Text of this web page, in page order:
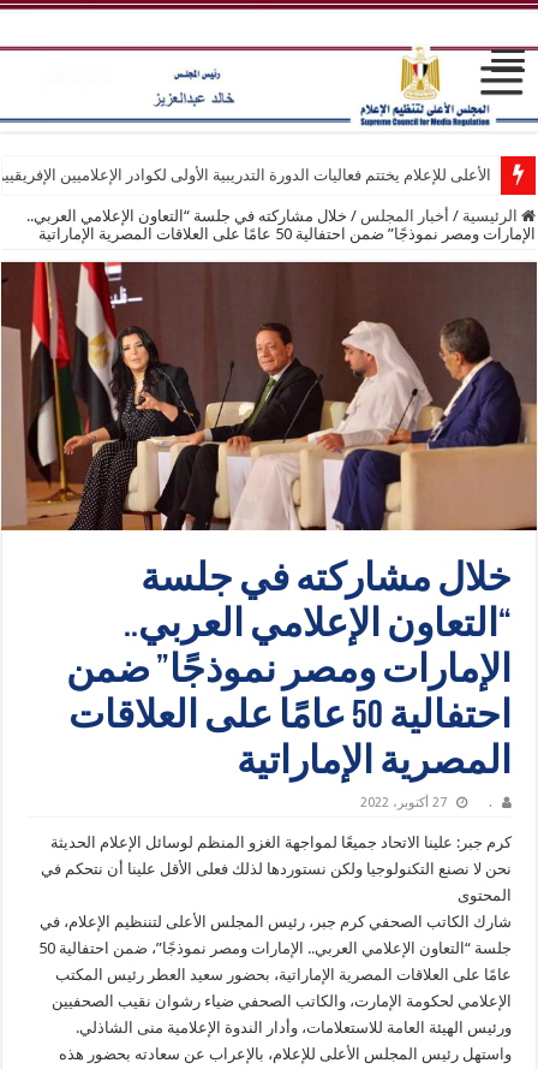
الأعلى للإعلام يختتم فعاليات الدورة التدريبية الأولى لكوادر الإعلاميين
الرئيسية / أخبار المجلس / خلال مشاركته في جلسة “التعاون الإعلامي العربي..
الإمارات ومصر نموذجًا” ضمن احتفالية 50 عامًا على العلاقات المصرية الإماراتية
خلال مشاركته في جلسة
“التعاون الإعلامي العربي..
الإمارات ومصر نموذجًا” ضمن
احتفالية 50 عامًا على العلاقات
المصرية الإماراتية
. 27 أكتوبر، 2022
كرم جبر: علينا الاتحاد جميعًا لمواجهة الغزو المنظم لوسائل الإعلام الحديثة
نحن لا نصنع التكنولوجيا ولكن نستوردها لذلك فعلى الأقل علينا أن نتحكم في
المحتوى
شارك الكاتب الصحفي كرم جبر، رئيس المجلس الأعلى لتننظيم الإعلام، في
جلسة “التعاون الإعلامي العربي.. الإمارات ومصر نموذجًا”، ضمن احتفالية 50
عامًا على العلاقات المصرية الإماراتية، بحضور سعيد العطر رئيس المكتب
الإعلامي لحكومة الإمارت، والكاتب الصحفي ضياء رشوان نقيب الصحفيين
ورئيس الهيئة العامة للاستعلامات، وأدار الندوة الإعلامية منى الشاذلي.
واستهل رئيس المجلس الأعلى للإعلام، بالإعراب عن سعادته بحضور هذه